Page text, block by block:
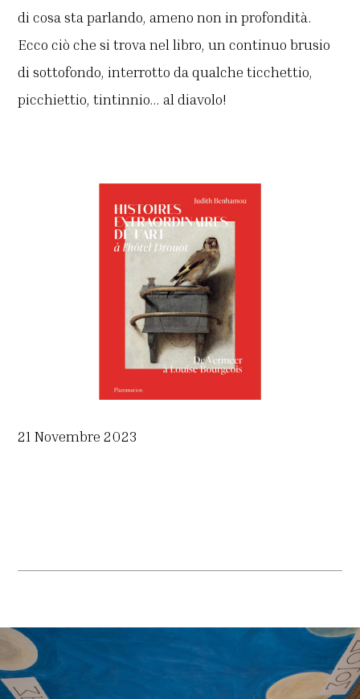
di cosa sta parlando, ameno non in profondità.
Ecco ciò che si trova nel libro, un continuo brusio
di sottofondo, interrotto da qualche ticchettio,
picchiettio, tintinnio… al diavolo!
21 Novembre 2023